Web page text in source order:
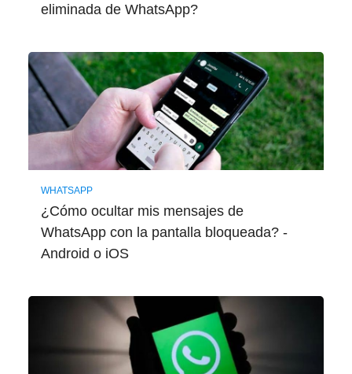
eliminada de WhatsApp?
WHATSAPP
¿Cómo ocultar mis mensajes de
WhatsApp con la pantalla bloqueada? -
Android o iOS